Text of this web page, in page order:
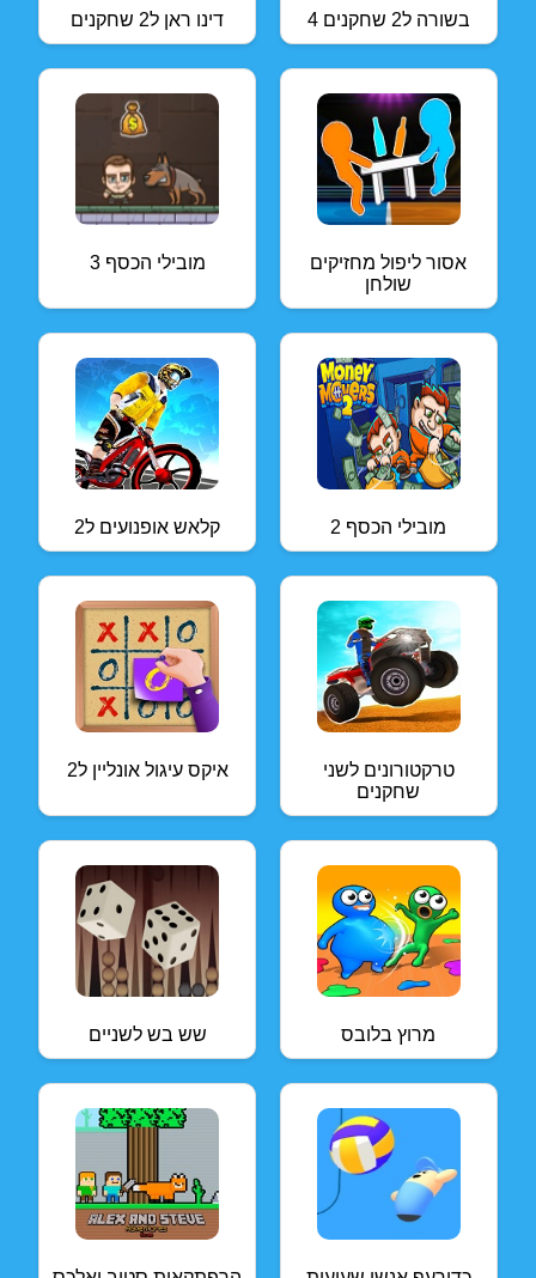
דינו ראן ל2 שחקנים 4 בשורה ל2 שחקנים
מובילי הכסף 3
אסור ליפול מחזיקים
שולחן
קלאש אופנועים ל2 מובילי הכסף 2
איקס עיגול אונליין ל2
טרקטורונים לשני
שחקנים
שש בש לשניים מרוץ בלובס